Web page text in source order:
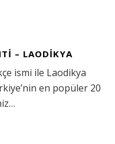
– LAODIKYA
ismi ile Laodikya
en popüler 20